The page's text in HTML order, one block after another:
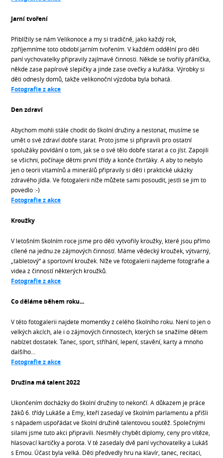
Jarní tvoření
Přiblížily se nám Velikonoce a my si tradičně, jako každý rok,
zpříjemníme toto období jarním tvořením. V každém oddělní pro děti
paní vychovatelky připravily zajímavé činnosti. Někde se tvořily přáníčka,
někde zase papírové slepičky a jinde zase ovečky a kuřátka. Výrobky si
děti odnesly domů, takže velikonoční výzdoba byla bohatá.
Fotografie z akce
Den zdraví
Abychom mohli stále chodit do školní družiny a nestonat, musíme se
umět o své zdraví dobře starat. Proto jsme si připravili pro ostatní
spolužáky povídání o tom, jak se o své tělo dobře starat a co jíst. Zapojili
se všichni, počínaje dětmi první třídy a konče čtvrťáky. A aby to nebylo
jen o teorii vitamínů a minerálů připravily si děti i praktické ukázky
zdravého jídla. Ve fotogalerii níže můžete sami posoudit, jestli se jim to
povedlo :-)
Fotografie z akce
Kroužky
V letošním školním roce jsme pro děti vytvořily kroužky, které jsou přímo
cílené na jednu ze zájmových činností. Máme vědecký kroužek, výtvarný,
„tabletový“ a sportovní kroužek. Níže ve fotogalerii najdeme fotografie a
videa z činností některých kroužků.
Fotografie z akce
Co děláme během roku...
V této fotogalerii najdete momentky z celého školního roku. Není to jen o
velkých akcích, ale i o zájmových činnostech, kterých se snažíme dětem
nabízet dostatek. Tanec, sport, stříhání, lepení, stavění, karty a mnoho
dalšího…
Fotografie z akce
Družina má talent 2022
Ukončením docházky do školní družiny to nekončí. A důkazem je práce
žáků 6. třídy Lukáše a Emy, kteří zasedají ve školním parlamentu a přišli
s nápadem uspořádat ve školní družině talentovou soutěž. Společnými
silami jsme tuto akci připravili. Nesměly chybět diplomy, ceny pro vítěze,
hlasovací kartičky a porota. V té zasedaly dvě paní vychovatelky a Lukáš
s Emou. Účast byla velká. Děti předvedly hru na klavír, tanec, recitaci,